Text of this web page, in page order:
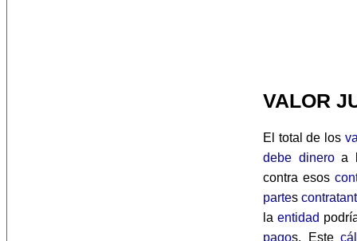
VALOR
El total de los
debe dineroa
contra esos
partes
laentidad
pagos. Este